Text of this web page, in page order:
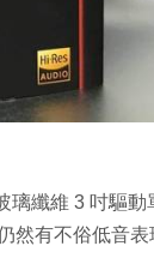
璃纖維 3 吋驅
然有不俗低音表